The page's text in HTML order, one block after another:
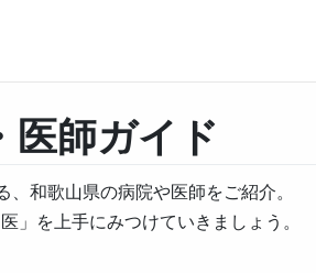
医師ガイド
、和歌山県の病院や医師をご紹介。
」を上手にみつけていきましょう。